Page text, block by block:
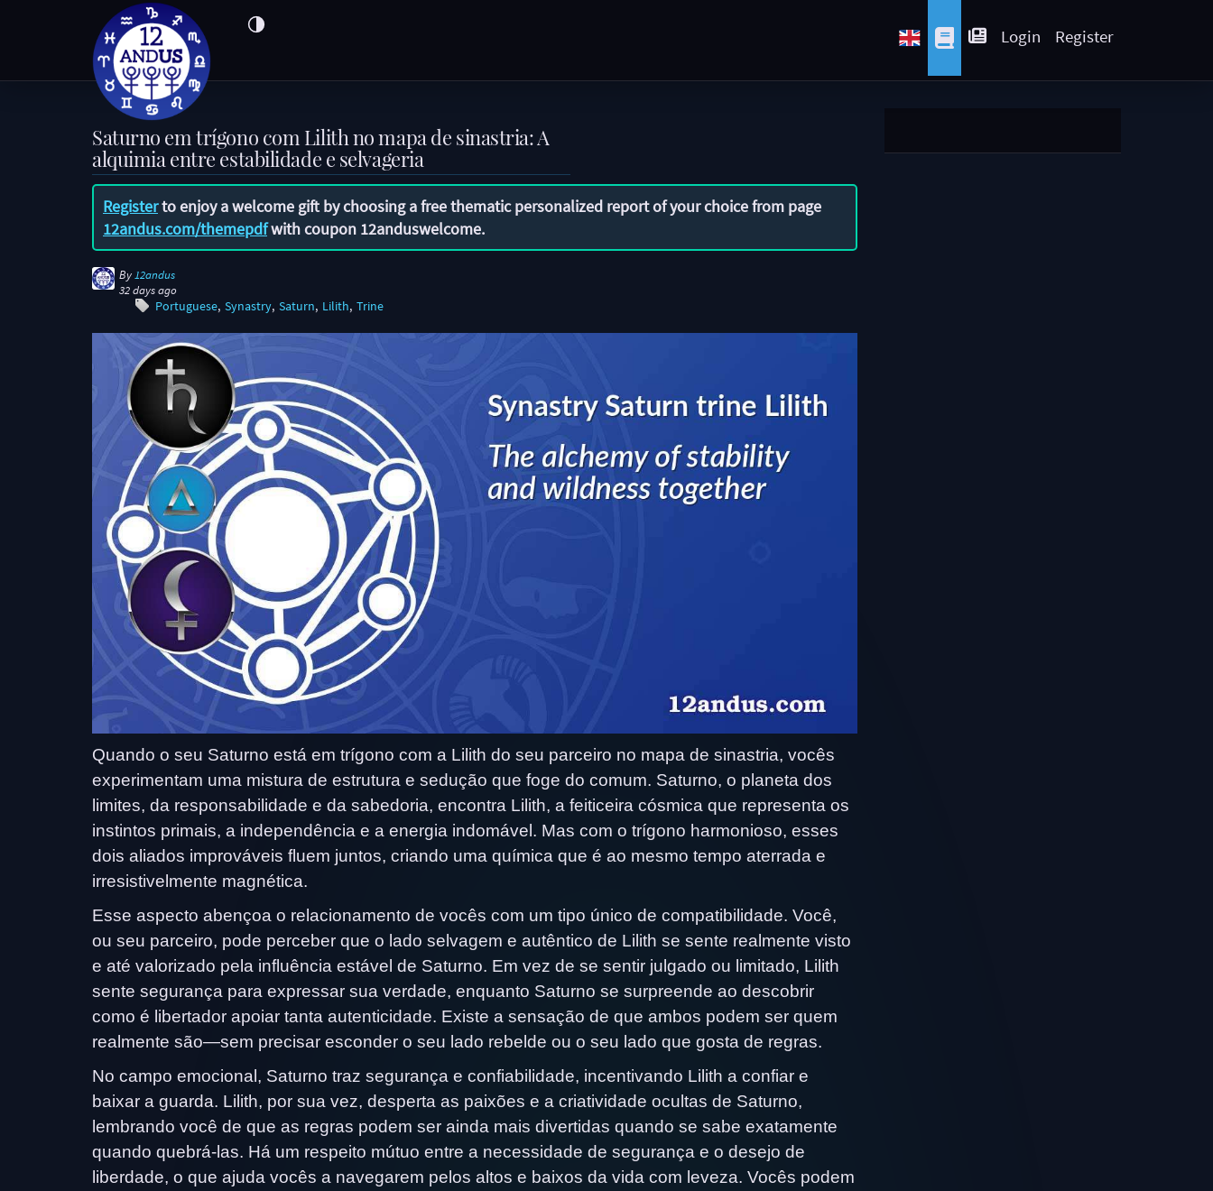
Login Register
Saturno em trígono com Lilith no mapa de sinastria: A
alquimia entre estabilidade e selvageria
Registerto enjoy a welcome gift by choosing a free thematic personalized report of your choice from page
12andus.com/themepdfwith coupon 12anduswelcome.
By 12andus
32 days ago
Portuguese Synastry Saturn Lilith Trine
Quando o seu Saturno está em trígono com a Lilith do seu parceiro no mapa de sinastria, vocês
experimentam uma mistura de estrutura e sedução que foge do comum. Saturno, o planeta dos
limites, da responsabilidade e da sabedoria, encontra Lilith, a feiticeira cósmica que representa os
instintos primais, a independência e a energia indomável. Mas com o trígono harmonioso, esses
dois aliados improváveis fluem juntos, criando uma química que é ao mesmo tempo aterrada e
irresistivelmente magnética.
Esse aspecto abençoa o relacionamento de vocês com um tipo único de compatibilidade. Você,
ou seu parceiro, pode perceber que o lado selvagem e autêntico de Lilith se sente realmente visto
e até valorizado pela influência estável de Saturno. Em vez de se sentir julgado ou limitado, Lilith
sente segurança para expressar sua verdade, enquanto Saturno se surpreende ao descobrir
como é libertador apoiar tanta autenticidade. Existe a sensação de que ambos podem ser quem
realmente são—sem precisar esconder o seu lado rebelde ou o seu lado que gosta de regras.
No campo emocional, Saturno traz segurança e confiabilidade, incentivando Lilith a confiar e
baixar a guarda. Lilith, por sua vez, desperta as paixões e a criatividade ocultas de Saturno,
lembrando você de que as regras podem ser ainda mais divertidas quando se sabe exatamente
quando quebrá-las. Há um respeito mútuo entre a necessidade de segurança e o desejo de
liberdade, o que ajuda vocês a navegarem pelos altos e baixos da vida com leveza. Vocês podem